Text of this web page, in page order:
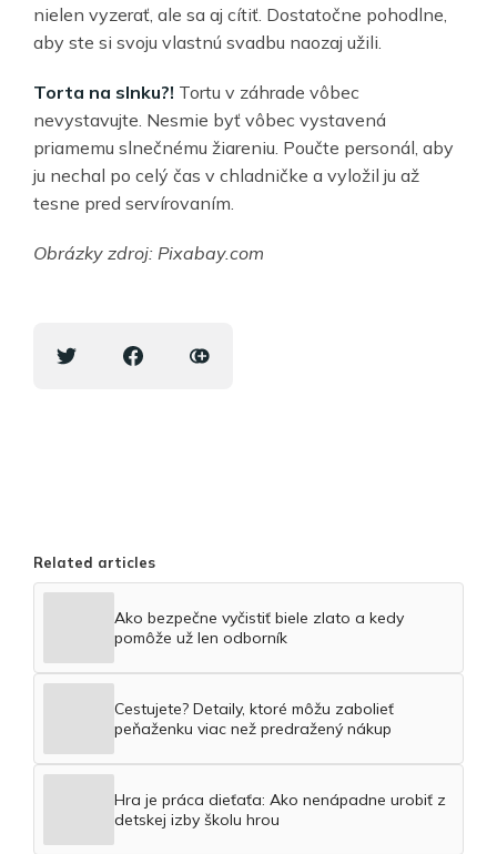
nielen vyzerať, ale sa aj cítiť. Dostatočne pohodlne,
aby ste si svoju vlastnú svadbu naozaj užili.
Torta na slnku?! Tortu v záhrade vôbec
nevystavujte. Nesmie byť vôbec vystavená
priamemu slnečnému žiareniu. Poučte personál, aby
ju nechal po celý čas v chladničke a vyložil ju až
tesne pred servírovaním.
Obrázky zdroj: Pixabay.com
Related articles
Ako bezpečne vyčistiť biele zlato a kedy
pomôže už len odborník
Cestujete? Detaily, ktoré môžu zabolieť
peňaženku viac než predražený nákup
Hra je práca dieťaťa: Ako nenápadne urobiť z
detskej izby školu hrou